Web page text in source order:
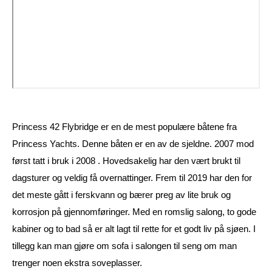
Princess 42 Flybridge er en de mest populære båtene fra
Princess Yachts. Denne båten er en av de sjeldne. 2007 mod
først tatt i bruk i 2008 . Hovedsakelig har den vært brukt til
dagsturer og veldig få overnattinger. Frem til 2019 har den for
det meste gått i ferskvann og bærer preg av lite bruk og
korrosjon på gjennomføringer. Med en romslig salong, to gode
kabiner og to bad så er alt lagt til rette for et godt liv på sjøen. I
tillegg kan man gjøre om sofa i salongen til seng om man
trenger noen ekstra soveplasser.